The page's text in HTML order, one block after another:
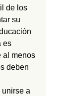
de los
su
es
al menos
deben
a